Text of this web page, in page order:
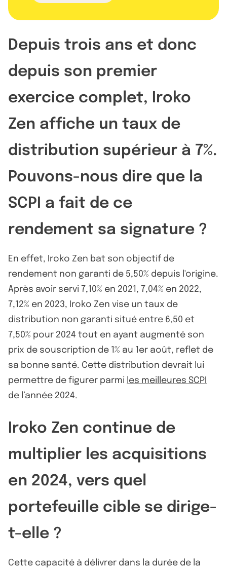
Depuis trois ans et donc
depuis son premier
exercice complet, Iroko
Zen affiche un taux de
distribution supérieur à 7%.
Pouvons-nous dire que la
SCPI a fait de ce
rendement sa signature ?
En effet, Iroko Zen bat son objectif de
rendement non garanti de 5,50% depuis l'origine.
Après avoir servi 7,10% en 2021, 7,04% en 2022,
7,12% en 2023, Iroko Zen vise un taux de
distribution non garanti situé entre 6,50 et
7,50% pour 2024 tout en ayant augmenté son
prix de souscription de 1% au 1er août, reflet de
sa bonne santé. Cette distribution devrait lui
permettre de figurer parmi les meilleures SCPI
de l’année 2024.
Iroko Zen continue de
multiplier les acquisitions
en 2024, vers quel
portefeuille cible se dirige-
t-elle ?
Cette capacité à délivrer dans la durée de la